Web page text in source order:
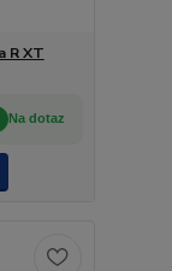
R XT
Na dotaz